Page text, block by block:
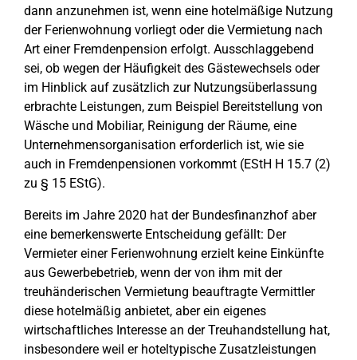
dann anzunehmen ist, wenn eine hotelmäßige Nutzung
der Ferienwohnung vorliegt oder die Vermietung nach
Art einer Fremdenpension erfolgt. Ausschlaggebend
sei, ob wegen der Häufigkeit des Gästewechsels oder
im Hinblick auf zusätzlich zur Nutzungsüberlassung
erbrachte Leistungen, zum Beispiel Bereitstellung von
Wäsche und Mobiliar, Reinigung der Räume, eine
Unternehmensorganisation erforderlich ist, wie sie
auch in Fremdenpensionen vorkommt (EStH H 15.7 (2)
zu § 15 EStG).
Bereits im Jahre 2020 hat der Bundesfinanzhof aber
eine bemerkenswerte Entscheidung gefällt: Der
Vermieter einer Ferienwohnung erzielt keine Einkünfte
aus Gewerbebetrieb, wenn der von ihm mit der
treuhänderischen Vermietung beauftragte Vermittler
diese hotelmäßig anbietet, aber ein eigenes
wirtschaftliches Interesse an der Treuhandstellung hat,
insbesondere weil er hoteltypische Zusatzleistungen